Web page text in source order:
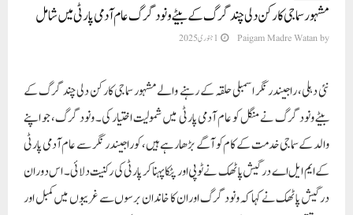
مشہور سماجی کارکن دلی چند گرگ کے بیٹے ونود گرگ عام آدمی پارٹی میں شامل
by
Paigam Madre Watan 1 جنوری 2025
نئی دہلی، راجیندر نگر اسمبلی حلقہ کے رہنے والے مشہور سماجی کارکن دلی چند گرگ کے
بیٹے ونود گرگ نے منگل کو عام آدمی پارٹی میں شمولیت اختیار کی۔ ونود گرگ، جو اپنے
والد کے سماجی خدمت کے کام کو آگے بڑھا رہے ہیں، کو راجیندر نگر سے عام آدمی پارٹی
کے ایم ایل اے درگیش پاٹھک نے ٹوپی اور پٹکا پہناکر پارٹی کی رکنیت دلائی۔ اس دوران
درگیش پاٹھک نے کہا کہ ونود گرگ اور ان کا خاندان برسوں سے غریبوں میں کمبل اور